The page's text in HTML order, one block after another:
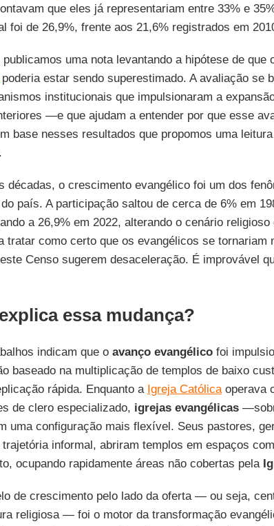
que eles já representariam entre 33% e
foi de 26,9%, frente aos 21,6% registrados em
uma nota levantando a hipótese de que
estar sendo superestimado. A avaliação se
institucionais que impulsionaram a
—e que ajudam a entender por que esse
base nesses resultados que propomos uma
décadas, o crescimento evangélico foi um dos
país. A participação saltou de cerca de 6% em
a 26,9% em 2022, alterando o cenário
tratar como certo que os evangélicos se tornariam
Censo sugerem desaceleração. É improvável
essa mudança?
indicam que o avanço evangélicofoi
baseado na multiplicação de templos de baixo
rápida. Enquanto a Igreja Católicaoperava
de clero especializado, igrejas evangélicas
uma configuração mais flexível. Seus pastores,
informal, abriram templos em espaços
ocupando rapidamente áreas não cobertas pela
de crescimento pelo lado da oferta — ou seja,
religiosa — foi o motor da transformação